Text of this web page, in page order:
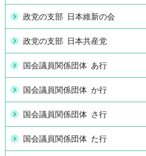
政党の支部 日本維新の会
政党の支部 日本共産党
国会議員関係団体 あ行
国会議員関係団体 か行
国会議員関係団体 さ行
国会議員関係団体 た行